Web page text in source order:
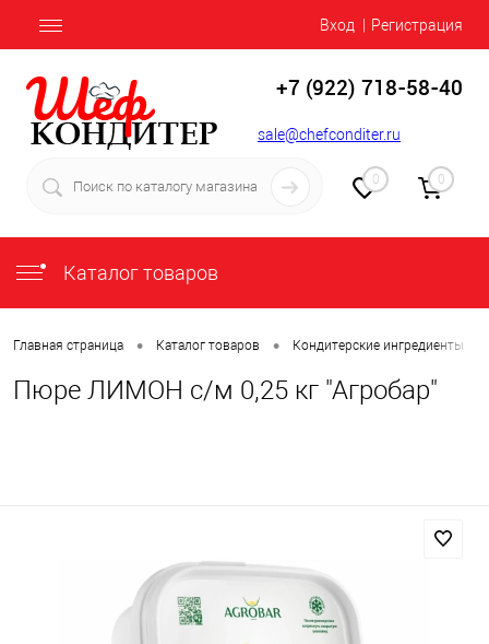
Вход Регистрация
+7 (922) 718-58-40
sale@chefconditer.ru
0 0
Каталог товаров
Главная страница • Каталог товаров • Кондитерские ингредиенты
Пюре ЛИМОН с/м 0,25 кг "Агробар"